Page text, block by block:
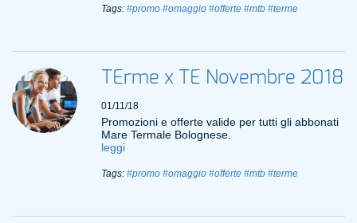
Tags: #promo #omaggio #offerte #mtb #terme
TErme x TE Novembre 2018
01/11/18
Promozioni e offerte valide per tutti gli abbonati
Mare Termale Bolognese.
leggi
Tags: #promo #omaggio #offerte #mtb #terme